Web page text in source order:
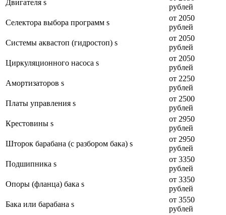
Двигателя s
рублей
Селектора выбора программ s
от 2050
рублей
Системы аквастоп (гидростоп) s
от 2050
рублей
Циркуляционного насоса s
от 2050
рублей
Амортизаторов s
от 2250
рублей
Платы управления s
от 2500
рублей
Крестовины s
от 2950
рублей
Шторок барабана (с разбором бака) s
от 2950
рублей
Подшипника s
от 3350
рублей
Опоры (фланца) бака s
от 3350
рублей
Бака или барабана s
от 3550
рублей